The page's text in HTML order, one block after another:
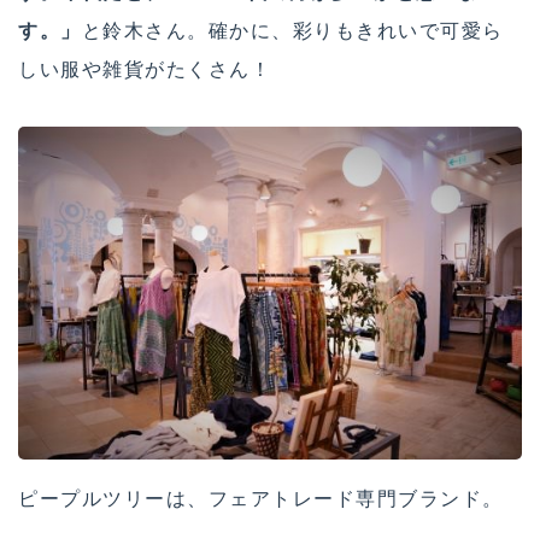
す。」 と鈴木さん。確かに、彩りもきれいで可愛ら
しい服や雑貨がたくさん！
ピープルツリーは、フェアトレード専門ブランド。